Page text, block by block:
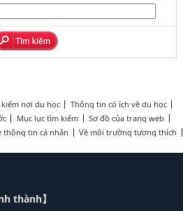
kiếm nơi du học
Thông tin có ích về du học
Mục lục tìm kiếm
Sơ đồ của trang web
thông tin cá nhân Về môi trường tương thích
thành】